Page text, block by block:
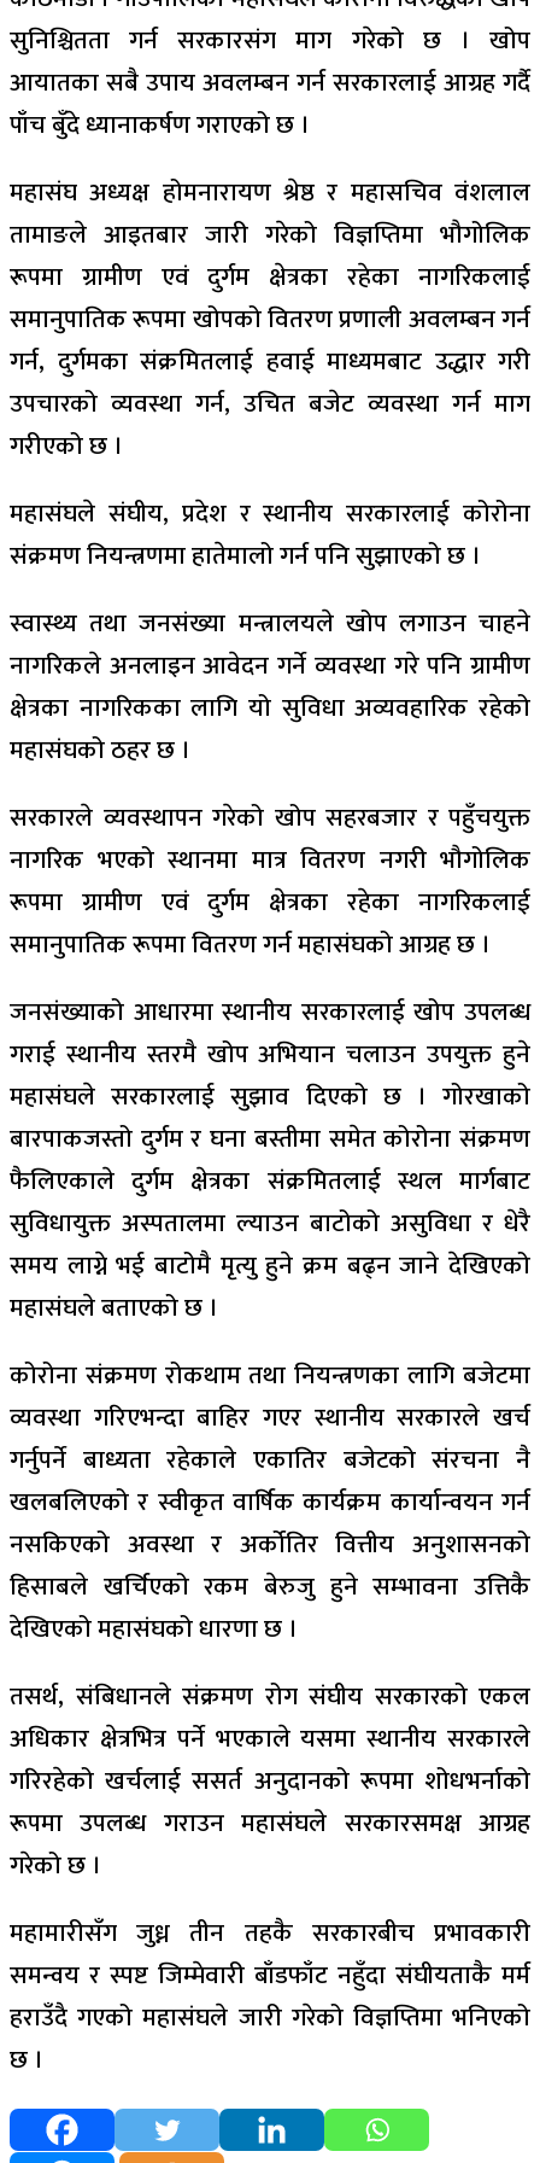
सुनिश्चितता गर्न सरकारसंग माग गरेको छ । खोप
आयातका सबै उपाय अवलम्बन गर्न सरकारलाई आग्रह गर्दै
पाँच बुँदे ध्यानाकर्षण गराएको छ ।
महासंघ अध्यक्ष होमनारायण श्रेष्ठ र महासचिव वंशलाल
तामाङले आइतबार जारी गरेको विज्ञप्तिमा भौगोलिक
रूपमा ग्रामीण एवं दुर्गम क्षेत्रका रहेका नागरिकलाई
समानुपातिक रूपमा खोपको वितरण प्रणाली अवलम्बन गर्न
गर्न, दुर्गमका संक्रमितलाई हवाई माध्यमबाट उद्धार गरी
उपचारको व्यवस्था गर्न, उचित बजेट व्यवस्था गर्न माग
गरीएको छ ।
महासंघले संघीय, प्रदेश र स्थानीय सरकारलाई कोरोना
संक्रमण नियन्त्रणमा हातेमालो गर्न पनि सुझाएको छ ।
स्वास्थ्य तथा जनसंख्या मन्त्रालयले खोप लगाउन चाहने
नागरिकले अनलाइन आवेदन गर्ने व्यवस्था गरे पनि ग्रामीण
क्षेत्रका नागरिकका लागि यो सुविधा अव्यवहारिक रहेको
महासंघको ठहर छ ।
सरकारले व्यवस्थापन गरेको खोप सहरबजार र पहुँचयुक्त
नागरिक भएको स्थानमा मात्र वितरण नगरी भौगोलिक
रूपमा ग्रामीण एवं दुर्गम क्षेत्रका रहेका नागरिकलाई
समानुपातिक रूपमा वितरण गर्न महासंघको आग्रह छ ।
जनसंख्याको आधारमा स्थानीय सरकारलाई खोप उपलब्ध
गराई स्थानीय स्तरमै खोप अभियान चलाउन उपयुक्त हुने
महासंघले सरकारलाई सुझाव दिएको छ । गोरखाको
बारपाकजस्तो दुर्गम र घना बस्तीमा समेत कोरोना संक्रमण
फैलिएकाले दुर्गम क्षेत्रका संक्रमितलाई स्थल मार्गबाट
सुविधायुक्त अस्पतालमा ल्याउन बाटोको असुविधा र धेरै
समय लाग्ने भई बाटोमै मृत्यु हुने क्रम बढ्न जाने देखिएको
महासंघले बताएको छ ।
कोरोना संक्रमण रोकथाम तथा नियन्त्रणका लागि बजेटमा
व्यवस्था गरिएभन्दा बाहिर गएर स्थानीय सरकारले खर्च
गर्नुपर्ने बाध्यता रहेकाले एकातिर बजेटको संरचना नै
खलबलिएको र स्वीकृत वार्षिक कार्यक्रम कार्यान्वयन गर्न
नसकिएको अवस्था र अर्कोतिर वित्तीय अनुशासनको
हिसाबले खर्चिएको रकम बेरुजु हुने सम्भावना उत्तिकै
देखिएको महासंघको धारणा छ ।
तसर्थ, संबिधानले संक्रमण रोग संघीय सरकारको एकल
अधिकार क्षेत्रभित्र पर्ने भएकाले यसमा स्थानीय सरकारले
गरिरहेको खर्चलाई ससर्त अनुदानको रूपमा शोधभर्नाको
रूपमा उपलब्ध गराउन महासंघले सरकारसमक्ष आग्रह
गरेको छ ।
महामारीसँग जुध्न तीन तहकै सरकारबीच प्रभावकारी
समन्वय र स्पष्ट जिम्मेवारी बाँडफाँट नहुँदा संघीयताकै मर्म
हराउँदै गएको महासंघले जारी गरेको विज्ञप्तिमा भनिएको
छ ।